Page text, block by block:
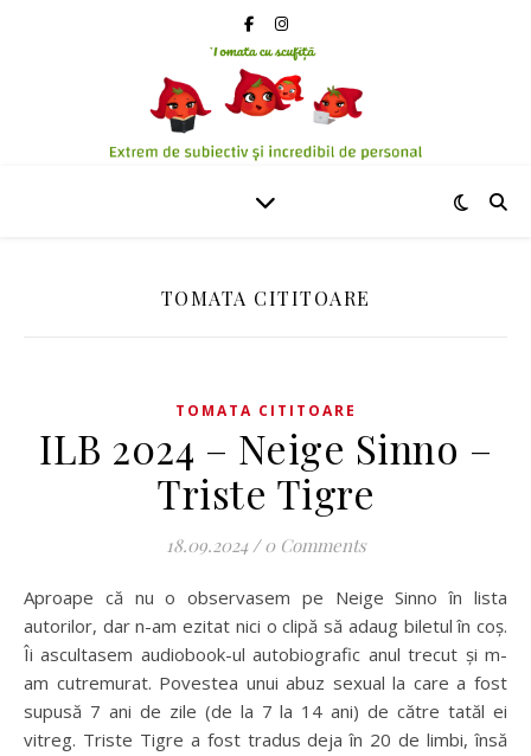
TOMATA CITITOARE
TOMATA CITITOARE
ILB 2024 – Neige Sinno –
Triste Tigre
18.09.2024 / 0 Comments
Aproape că nu o observasem pe Neige Sinno în lista
autorilor, dar n-am ezitat nici o clipă să adaug biletul în coș.
Îi ascultasem audiobook-ul autobiografic anul trecut și m-
am cutremurat. Povestea unui abuz sexual la care a fost
supusă 7 ani de zile (de la 7 la 14 ani) de către tatăl ei
vitreg. Triste Tigre a fost tradus deja în 20 de limbi, însă